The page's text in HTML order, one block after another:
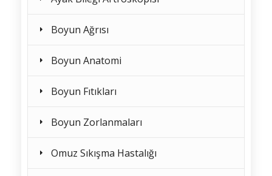
Boyun Ağrısı
Boyun Anatomi
Boyun Fıtıkları
Boyun Zorlanmaları
Omuz Sıkışma Hastalığı